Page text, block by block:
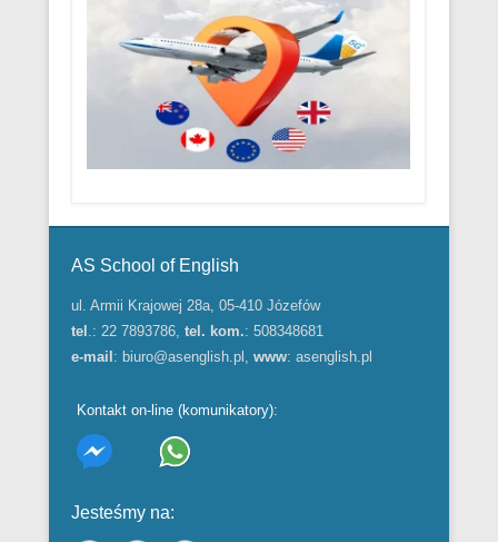
AS School of English
ul. Armii Krajowej 28a, 05-410 Józefów
tel .: 22 7893786, tel. kom.: 508348681
e-mail : biuro@asenglish.pl , www: asenglish.pl
Kontakt on-line (komunikatory):
Jesteśmy na: